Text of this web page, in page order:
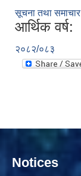
सूचना तथा समाचार
आर्थिक वर्ष:
२०८२/०८३
Notices